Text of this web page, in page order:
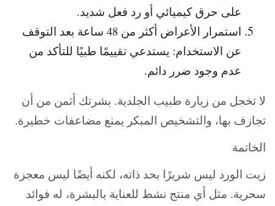
على حرق كيميائي أو رد فعل شديد.
استمرار الأعراض أكثر من 48 ساعة بعد التوقف
عن الاستخدام: يستدعي تقييمًا طبيًا للتأكد من
عدم وجود ضرر دائم.
لا تخجل من زيارة طبيب الجلدية. بشرتك أثمن من أن
تجازف بها، والتشخيص المبكر يمنع مضاعفات خطيرة.
الخاتمة
زيت الورد ليس شريرًا بحد ذاته، لكنه أيضًا ليس معجزة
سحرية. مثل أي منتج نشط للعناية بالبشرة، له فوائد